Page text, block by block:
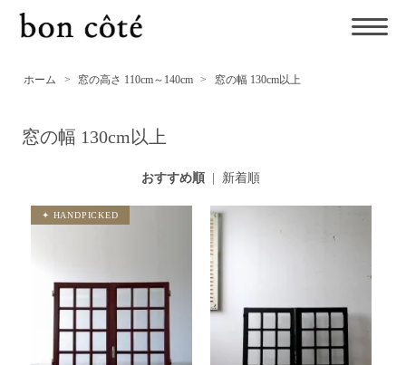
ホーム > 窓の高さ 110cm～140cm > 窓の幅 130cm以上
窓の幅 130cm以上
おすすめ順 新着順